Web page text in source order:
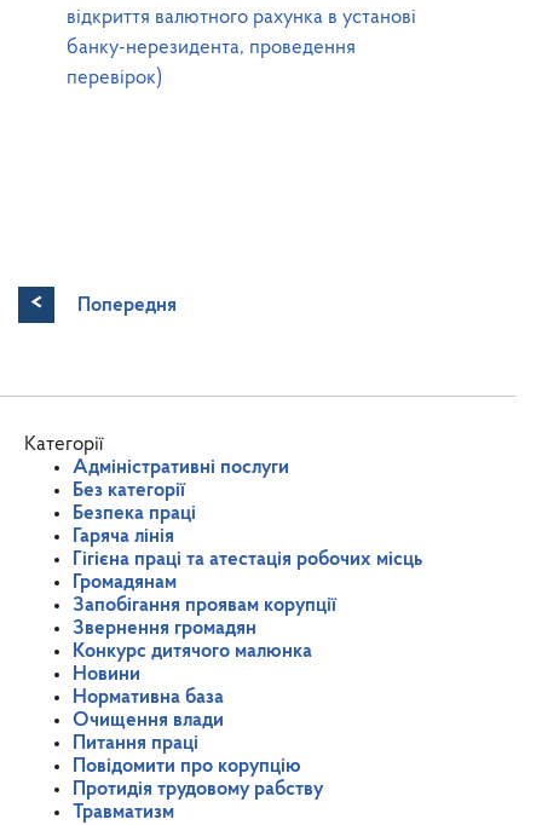
відкриття валютного рахунка в установі
банку-нерезидента, проведення
перевірок)
< Попередня
Категорії
Адміністративні послуги
Без категорії
Безпека праці
Гаряча лінія
Гігієна праці та атестація робочих місць
Громадянам
Запобігання проявам корупції
Звернення громадян
Конкурс дитячого малюнка
Новини
Нормативна база
Очищення влади
Питання праці
Повідомити про корупцію
Протидія трудовому рабству
Травматизм